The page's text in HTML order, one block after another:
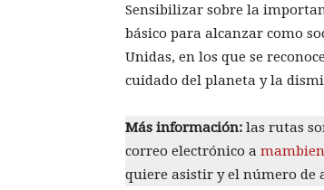
Sensibilizar sobre la
básico para alcanzar como
Unidas, en los que se
cuidado del planeta y la
Más información: las rutas
correo electrónico a
quiere asistir y el número de